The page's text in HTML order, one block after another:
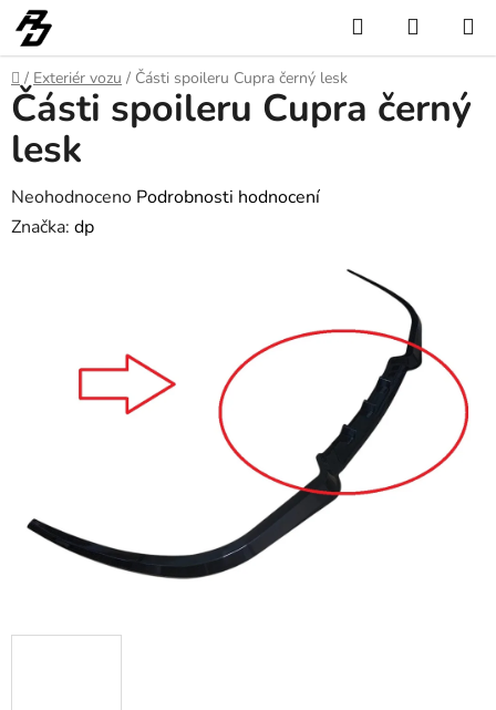
Přejít
na
obsah
Hledat
KOŠÍK
Domů
/ Exteriér vozu / Části spoileru Cupra černý lesk
Části spoileru Cupra černý
lesk
Průměrné
hodnocení
hvězdiček.
Neohodnoceno Podrobnosti hodnocení
Značka: dp